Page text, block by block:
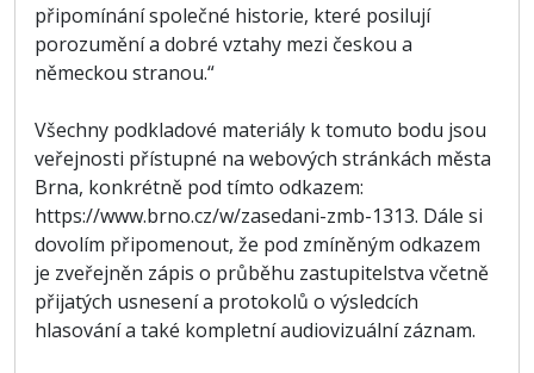
připomínání společné historie, které posilují
porozumění a dobré vztahy mezi českou a
německou stranou.“
Všechny podkladové materiály k tomuto bodu jsou
veřejnosti přístupné na webových stránkách města
Brna, konkrétně pod tímto odkazem:
https://www.brno.cz/w/zasedani-zmb-1313. Dále si
dovolím připomenout, že pod zmíněným odkazem
je zveřejněn zápis o průběhu zastupitelstva včetně
přijatých usnesení a protokolů o výsledcích
hlasování a také kompletní audiovizuální záznam.